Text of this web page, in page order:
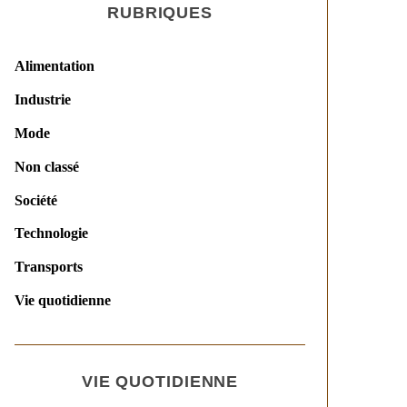
RUBRIQUES
Alimentation
Industrie
Mode
Non classé
Société
Technologie
Transports
Vie quotidienne
VIE QUOTIDIENNE